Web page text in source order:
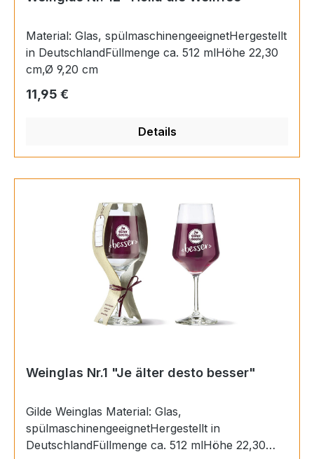
Material: Glas, spülmaschinengeeignetHergestellt
in DeutschlandFüllmenge ca. 512 mlHöhe 22,30
cm,Ø 9,20 cm
Regulärer Preis:
11,95 €
Details
Weinglas Nr.1 "Je älter desto besser"
Gilde Weinglas Material: Glas,
spülmaschinengeeignetHergestellt in
DeutschlandFüllmenge ca. 512 mlHöhe 22,30